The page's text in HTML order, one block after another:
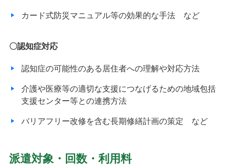
カード式防災マニュアル等の効果的な手法 など
〇認知症対応
認知症の可能性のある居住者への理解や対応方法
介護や医療等の適切な支援につなげるための地域包括
支援センター等との連携方法
バリアフリー改修を含む長期修繕計画の策定 など
派遣対象・回数・利用料